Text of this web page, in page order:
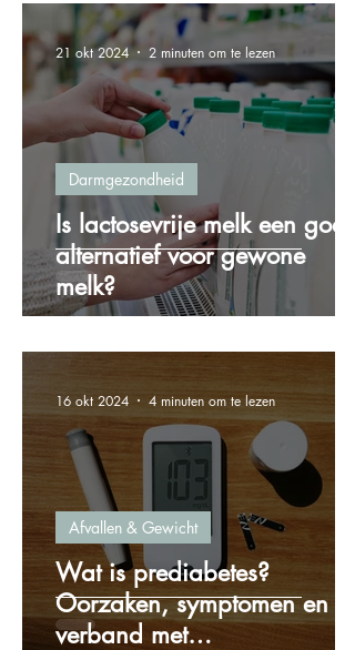
Is lactosevrije melk een goed
alternatief voor gewone
melk?
Darmgezondheid
21 okt 2024 2 minuten om te lezen
Wat is prediabetes?
Oorzaken, symptomen en het
verband met
Afvallen & Gewicht
16 okt 2024 4 minuten om te lezen